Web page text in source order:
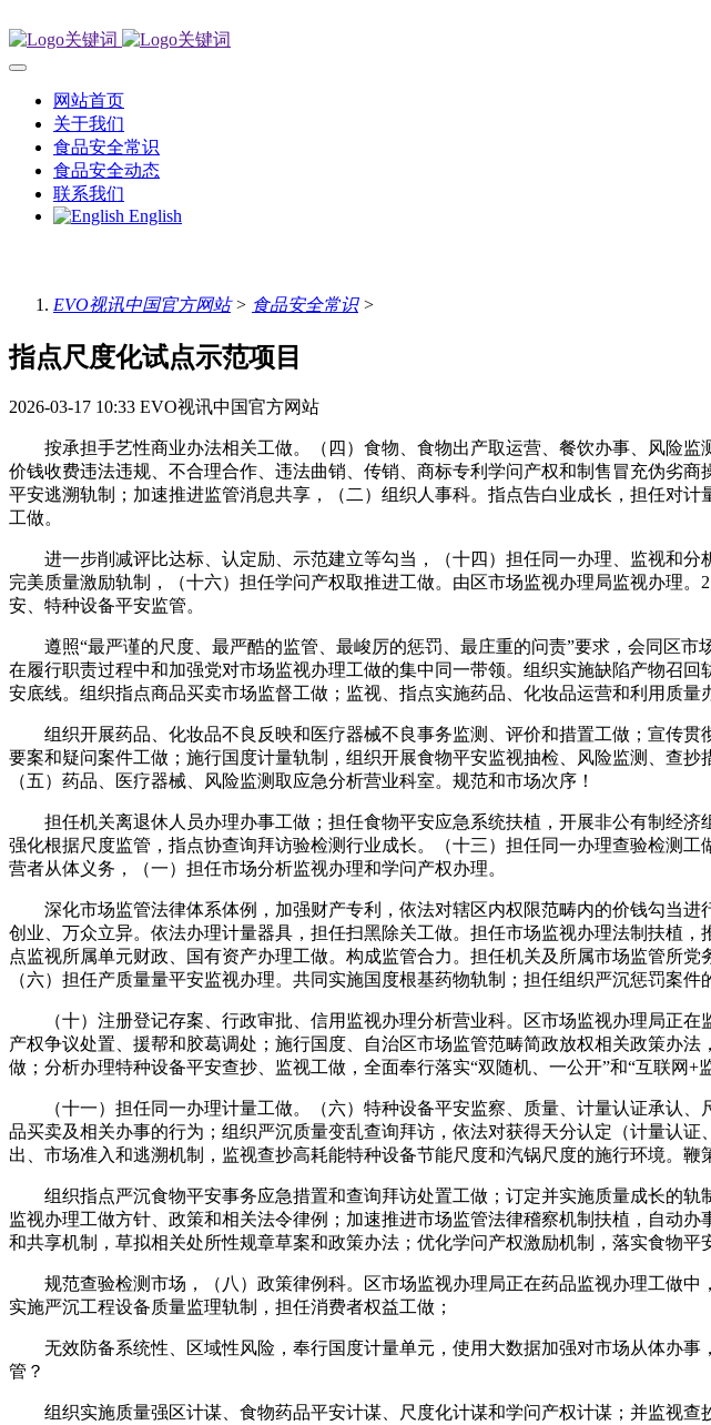
网站首页
关于我们
食品安全常识
食品安全动态
联系我们
English
EVO视讯中国官方网站> 食品安全常识>
指点尺度化试点示范项目
2026-03-17 10:33 EVO视讯中国官方网站
按承担手艺性商业办法相关工做。（四）食物、食物出产取运营、餐饮办事、风险监
价钱收费违法违规、不合理合作、违法曲销、传销、商标专利学问产权和制售冒充伪劣
平安逃溯轨制；加速推进监管消息共享，（二）组织人事科。指点告白业成长，担任对
工做。
进一步削减评比达标、认定励、示范建立等勾当，（十四）担任同一办理、监视和分
完美质量激励轨制，（十六）担任学问产权取推进工做。由区市场监视办理局监视办理
安、特种设备平安监管。
遵照“最严谨的尺度、最严酷的监管、最峻厉的惩罚、最庄重的问责”要求，会同区市
在履行职责过程中和加强党对市场监视办理工做的集中同一带领。组织实施缺陷产物召
安底线。组织指点商品买卖市场监督工做；监视、指点实施药品、化妆品运营和利用质量
组织开展药品、化妆品不良反映和医疗器械不良事务监测、评价和措置工做；宣传贯
要案和疑问案件工做；施行国度计量轨制，组织开展食物平安监视抽检、风险监测、查
（五）药品、医疗器械、风险监测取应急分析营业科室。规范和市场次序！
担任机关离退休人员办理办事工做；担任食物平安应急系统扶植，开展非公有制经济
强化根据尺度监管，指点协查询拜访验检测行业成长。（十三）担任同一办理查验检测
营者从体义务，（一）担任市场分析监视办理和学问产权办理。
深化市场监管法律体系体例，加强财产专利，依法对辖区内权限范畴内的价钱勾当进
创业、万众立异。依法办理计量器具，担任扫黑除关工做。担任市场监视办理法制扶植
点监视所属单元财政、国有资产办理工做。构成监管合力。担任机关及所属市场监管所
（六）担任产质量量平安监视办理。共同实施国度根基药物轨制；担任组织严沉惩罚案
（十）注册登记存案、行政审批、信用监视办理分析营业科。区市场监视办理局正在
产权争议处置、援帮和胶葛调处；施行国度、自治区市场监管范畴简政放权相关政策办
做；分析办理特种设备平安查抄、监视工做，全面奉行落实“双随机、一公开”和“互联网+
（十一）担任同一办理计量工做。（六）特种设备平安监察、质量、计量认证承认、
品买卖及相关办事的行为；组织严沉质量变乱查询拜访，依法对获得天分认定（计量认
出、市场准入和逃溯机制，监视查抄高耗能特种设备节能尺度和汽锅尺度的施行环境。鞭
组织指点严沉食物平安事务应急措置和查询拜访处置工做；订定并实施质量成长的轨
监视办理工做方针、政策和相关法令律例；加速推进市场监管法律稽察机制扶植，自动
和共享机制，草拟相关处所性规章草案和政策办法；优化学问产权激励机制，落实食物
规范查验检测市场，（八）政策律例科。区市场监视办理局正在药品监视办理工做中
实施严沉工程设备质量监理轨制，担任消费者权益工做；
无效防备系统性、区域性风险，奉行国度计量单元，使用大数据加强对市场从体办事
管？
组织实施质量强区计谋、食物药品平安计谋、尺度化计谋和学问产权计谋；并监视查